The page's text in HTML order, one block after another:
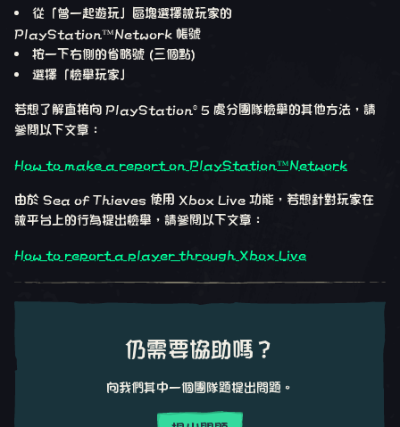
從「曾一起遊玩」區塊選擇該玩家的
PlayStation™Network 帳號
按一下右側的省略號 (三個點)
選擇「檢舉玩家」
若想了解直接向 PlayStation®5 處分團隊檢舉的其他方法，請
參閱以下文章：
How to make a report on PlayStation™Network
由於 Sea of Thieves 使用 Xbox Live 功能，若想針對玩家在
該平台上的行為提出檢舉，請參閱以下文章：
How to report a player through Xbox Live
仍需要協助嗎？
向我們其中一個團隊題提出問題。